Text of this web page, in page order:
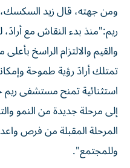
ومن جهته، قال زيد
ريم:"منذ بدء النقاش مع
والقيم والالتزام الراسخ
تمتلك أرادَ رؤية طموحة
استثنائية تمنح مستشفى ريم
إلى مرحلة جديدة من النمو
المرحلة المقبلة من فرص
وللمجتمع".